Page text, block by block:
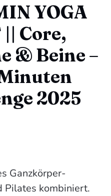
YOGA
Core,
& Beine –
2025
Ganzkörper-
Pilates kombiniert.